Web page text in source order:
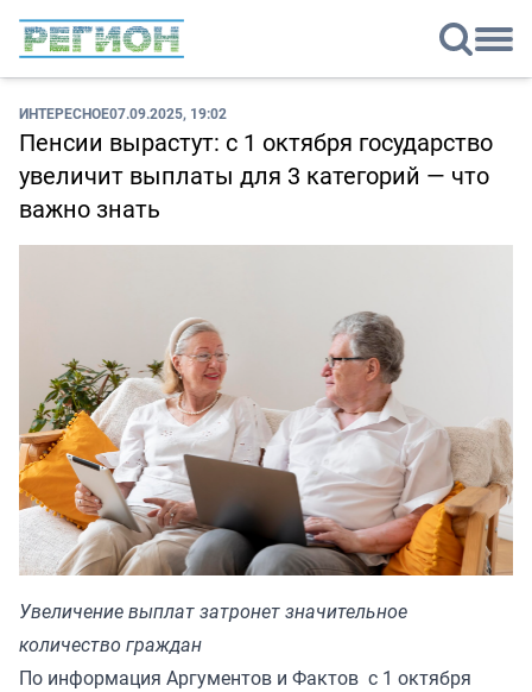
ИНТЕРЕСНОЕ07.09.2025, 19:02
Пенсии вырастут: с 1 октября государство
увеличит выплаты для 3 категорий — что
важно знать
Увеличение выплат затронет значительное
количество граждан
По информация Аргументов и Фактов с 1 октября